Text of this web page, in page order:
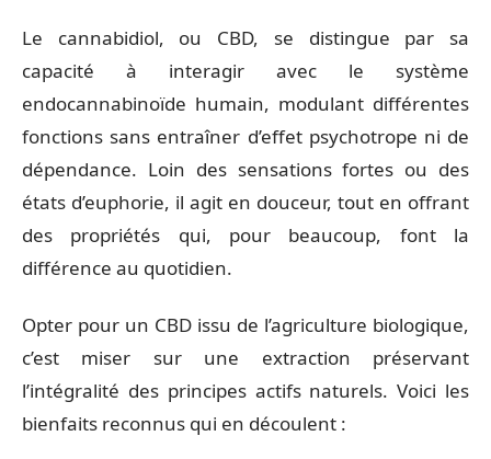
Le cannabidiol, ou CBD, se distingue par sa
capacité à interagir avec le système
endocannabinoïde humain, modulant différentes
fonctions sans entraîner d’effet psychotrope ni de
dépendance. Loin des sensations fortes ou des
états d’euphorie, il agit en douceur, tout en offrant
des propriétés qui, pour beaucoup, font la
différence au quotidien.
Opter pour un CBD issu de l’agriculture biologique,
c’est miser sur une extraction préservant
l’intégralité des principes actifs naturels. Voici les
bienfaits reconnus qui en découlent :